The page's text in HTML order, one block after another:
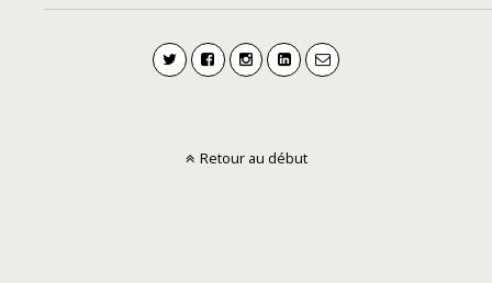
Retour au début